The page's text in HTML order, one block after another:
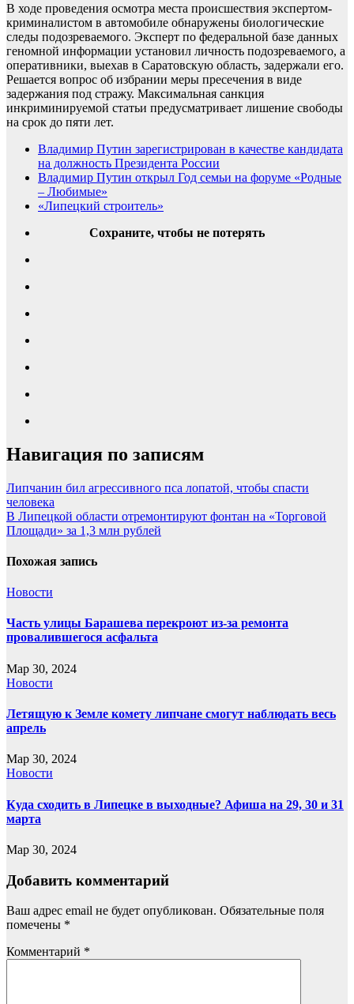
В ходе проведения осмотра места происшествия экспертом-
криминалистом в автомобиле обнаружены биологические
следы подозреваемого. Эксперт по федеральной базе данных
геномной информации установил личность подозреваемого, а
оперативники, выехав в Саратовскую область, задержали его.
Решается вопрос об избрании меры пресечения в виде
задержания под стражу. Максимальная санкция
инкриминируемой статьи предусматривает лишение свободы
на срок до пяти лет.
Владимир Путин зарегистрирован в качестве кандидата
на должность Президента России
Владимир Путин открыл Год семьи на форуме «Родные
– Любимые»
«Липецкий строитель»
Сохраните, чтобы не потерять
Навигация по записям
Липчанин бил агрессивного пса лопатой, чтобы спасти
человека
В Липецкой области отремонтируют фонтан на «Торговой
Площади» за 1,3 млн рублей
Похожая запись
Новости
Часть улицы Барашева перекроют из-за ремонта
провалившегося асфальта
Мар 30, 2024
Новости
Летящую к Земле комету липчане смогут наблюдать весь
апрель
Мар 30, 2024
Новости
Куда сходить в Липецке в выходные? Афиша на 29, 30 и 31
марта
Мар 30, 2024
Добавить комментарий
Ваш адрес email не будет опубликован. Обязательные поля
помечены *
Комментарий *